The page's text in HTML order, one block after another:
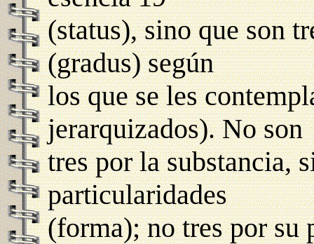
(status), sino que son
(gradus) según
los que se les
jerarquizados). No son
tres por la substancia,
particularidades
(forma); no tres por su